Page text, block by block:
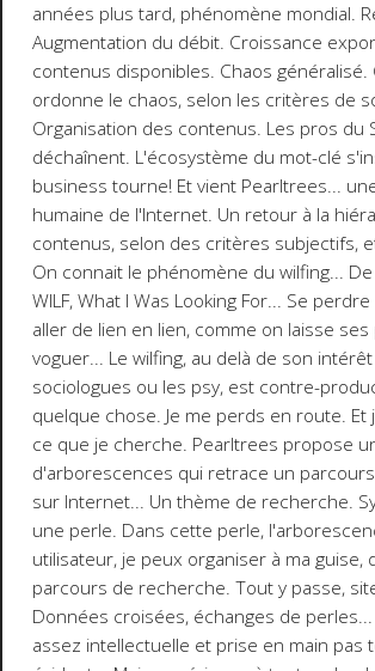
années plus tard, phénomène mondial.
Augmentation du débit. Croissance
contenus disponibles. Chaos généralisé.
ordonne le chaos, selon les critères de
Organisation des contenus. Les pros du
déchaînent. L'écosystème du mot-clé
business tourne! Et vient Pearltrees...
humaine de l'Internet. Un retour à la
contenus, selon des critères subjectifs,
On connait le phénomène du wilfing...
WILF,What I Was Looking For... Se
aller de lien en lien, comme on laisse
voguer... Le wilfing, au delà de son
sociologues ou les psy, est contre-
quelque chose. Je me perds en route. Et
ce que je cherche. Pearltrees propose
d'arborescences qui retrace un
sur Internet... Un thème de recherche.
une perle. Dans cette perle,
utilisateur, je peux organiser à ma guise,
parcours de recherche. Tout y passe,
Données croisées, échanges de
assez intellectuelle et prise en main pas